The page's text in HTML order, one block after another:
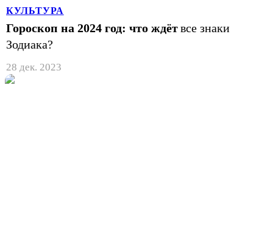
КУЛЬТУРА
Гороскоп на 2024 год: что ждётвсе знаки
Зодиака?
28 дек. 2023